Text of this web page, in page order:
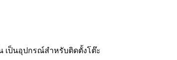
เป็นอุปกรณ์สำหรับติดตั้งโต๊ะ